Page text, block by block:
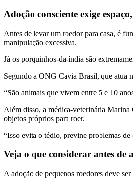
Adoção consciente exige
Antes de levar um roedor para casa, é
manipulação excessiva.
Já os porquinhos-da-índia são
Segundo a ONG Cavia Brasil, que atua
“São animais que vivem entre 5 e 10
Além disso, a médica-veterinária Marina
objetos próprios para roer.
“Isso evita o tédio, previne problemas
Veja o que considerar antes
A adoção de pequenos roedores deve